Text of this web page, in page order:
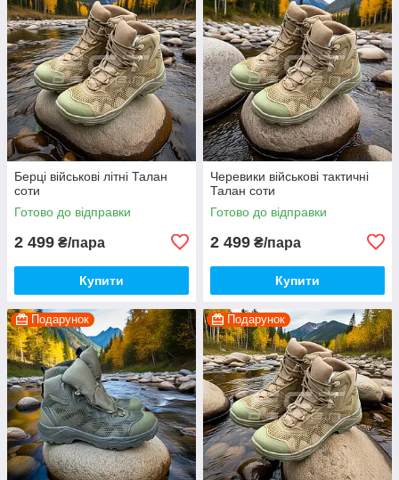
Берці військові літні Талан
соти
Готово до відправки
2 499 ₴/пара
Купити
Черевики військові тактичні
Талан соти
Готово до відправки
2 499 ₴/пара
Купити
Подарунок Подарунок